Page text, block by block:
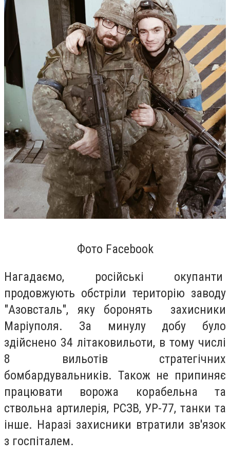
Фото Facebook
Нагадаємо, російські окупанти
продовжують обстріли територію заводу
"Азовсталь", яку боронять захисники
Маріуполя. За минулу добу було
здійснено 34 літаковильоти, в тому числі
8 вильотів стратегічних
бомбардувальників. Також не припиняє
працювати ворожа корабельна та
ствольна артилерія, РСЗВ, УР-77, танки та
інше. Наразі захисники втратили зв'язок
з госпіталем.